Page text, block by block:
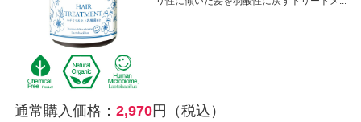
通常購入価格： 2,970円（税込）